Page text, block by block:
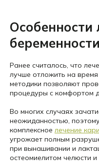
Особенности
беременности
Ранее считалось, что
лучше отложить на
методики позволяют
процедуры с комфортом
Во многих случаях
неожиданностью,
комплексное лечение
угрожает полным
при вынашивании и
остеомиелитом челюсти